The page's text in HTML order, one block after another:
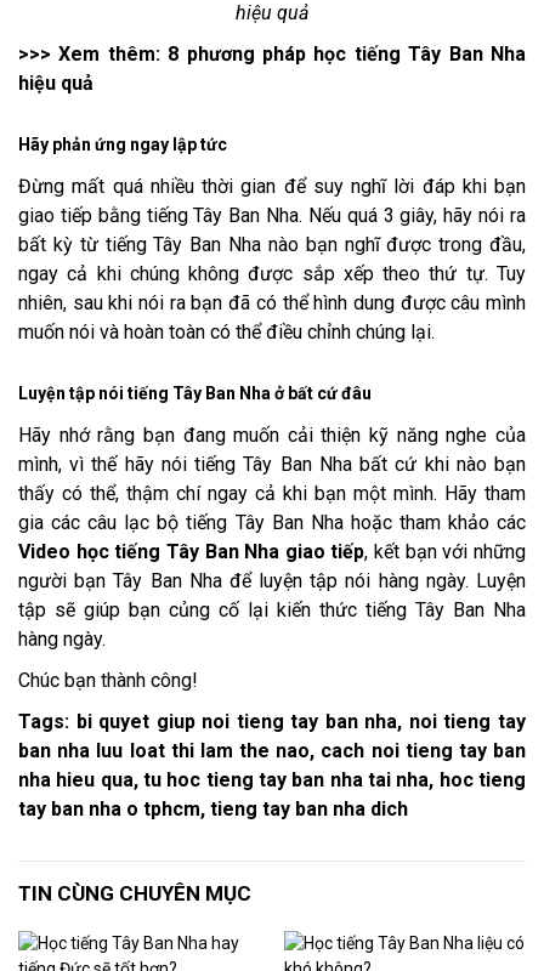
hiệu quả
>>> Xem thêm: 8 phương pháp học tiếng Tây Ban Nha
hiệu quả
Hãy phản ứng ngay lập tức
Đừng mất quá nhiều thời gian để suy nghĩ lời đáp khi bạn
giao tiếp bằng tiếng Tây Ban Nha. Nếu quá 3 giây, hãy nói ra
bất kỳ từ tiếng Tây Ban Nha nào bạn nghĩ được trong đầu,
ngay cả khi chúng không được sắp xếp theo thứ tự. Tuy
nhiên, sau khi nói ra bạn đã có thể hình dung được câu mình
muốn nói và hoàn toàn có thể điều chỉnh chúng lại.
Luyện tập nói tiếng Tây Ban Nha ở bất cứ đâu
Hãy nhớ rằng bạn đang muốn cải thiện kỹ năng nghe của
mình, vì thế hãy nói tiếng Tây Ban Nha bất cứ khi nào bạn
thấy có thể, thậm chí ngay cả khi bạn một mình. Hãy tham
gia các câu lạc bộ tiếng Tây Ban Nha hoặc tham khảo các
Video học tiếng Tây Ban Nha giao tiếp, kết bạn với những
người bạn Tây Ban Nha để luyện tập nói hàng ngày. Luyện
tập sẽ giúp bạn củng cố lại kiến thức tiếng Tây Ban Nha
hàng ngày.
Chúc bạn thành công!
Tags: bi quyet giup noi tieng tay ban nha, noi tieng tay
ban nha luu loat thi lam the nao, cach noi tieng tay ban
nha hieu qua, tu hoc tieng tay ban nha tai nha, hoc tieng
tay ban nha o tphcm, tieng tay ban nha dich
TIN CÙNG CHUYÊN MỤC